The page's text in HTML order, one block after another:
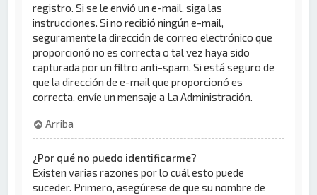
registro. Si se le envió un e-mail, siga las
instrucciones. Si no recibió ningún e-mail,
seguramente la dirección de correo electrónico que
proporcionó no es correcta o tal vez haya sido
capturada por un filtro anti-spam. Si está seguro de
que la dirección de e-mail que proporcionó es
correcta, envíe un mensaje a La Administración.
Arriba
¿Por qué no puedo identificarme?
Existen varias razones por lo cuál esto puede
suceder. Primero, asegúrese de que su nombre de